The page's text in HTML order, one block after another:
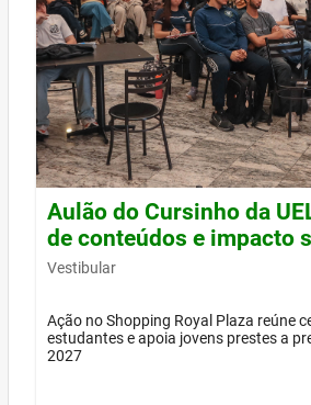
Aulão do Cursinho da
de conteúdos e impacto
Vestibular
Ação no Shopping Royal Plaza reúne
estudantes e apoia jovens prestes a
2027